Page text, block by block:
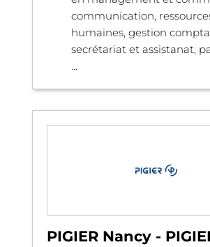
communication,
humaines, gestion
secrétariat et assistanat,
...
PIGIER Nancy -